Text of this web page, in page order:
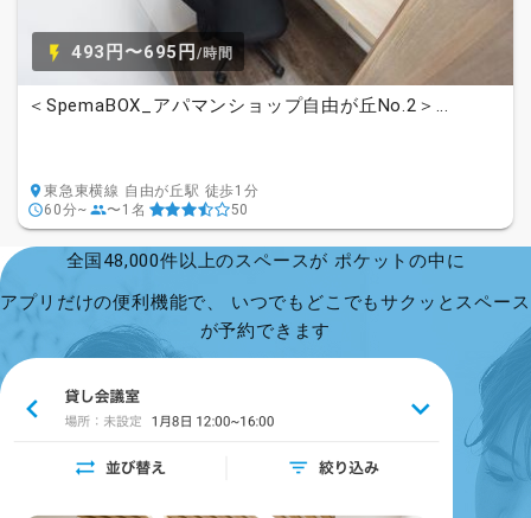
493円〜695円/時間
＜SpemaBOX_アパマンショップ自由が丘No.2＞...
東急東横線 自由が丘駅 徒歩1分
60分~
〜1名 50
全国48,000件以上のスペースが ポケットの中に
アプリだけの便利機能で、 いつでもどこでもサクッとスペース
が予約できます